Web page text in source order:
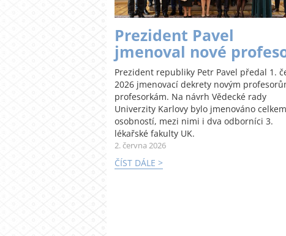
Prezident Pavel
jmenoval nové
Prezident republiky Petr Pavel předal 1.
2026 jmenovací dekrety novým
profesorkám. Na návrh Vědecké rady
Univerzity Karlovy bylo jmenováno
osobností, mezi nimi i dva odborníci 3.
lékařské fakulty UK.
2. června 2026
ČÍST DÁLE >